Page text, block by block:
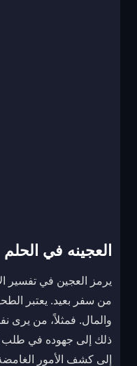
العجينه في الحلم
يرمز العجين في تفسير
من سفر بعيد. يعتبر
والمال. فمثلاً، من يرى
ذلك إلى جهوده في طلب
إلى كشف الأمور